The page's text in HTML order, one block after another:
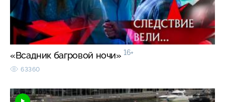
«Всадник багровой ночи» 16+
63360